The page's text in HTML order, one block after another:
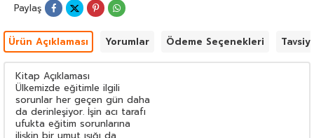
Paylaş
Ürün Açıklaması Yorumlar Ödeme Seçenekleri
Kitap Açıklaması
Ülkemizde eğitimle ilgili
sorunlar her geçen gün daha
da derinleşiyor. İşin acı tarafı
ufukta eğitim sorunlarına